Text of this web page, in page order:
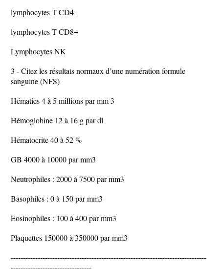
lymphocytes T CD4+
lymphocytes T CD8+
Lymphocytes NK
3 - Citez les résultats normaux d’une numération formule
sanguine (NFS)
Hématies 4 à 5 millions par mm 3
Hémoglobine 12 à 16 g par dl
Hématocrite 40 à 52 %
GB 4000 à 10000 par mm3
Neutrophiles : 2000 à 7500 par mm3
Basophiles : 0 à 150 par mm3
Eosinophiles : 100 à 400 par mm3
Plaquettes 150000 à 350000 par mm3
--------------------------------------------------------------------------------
---------------------------------